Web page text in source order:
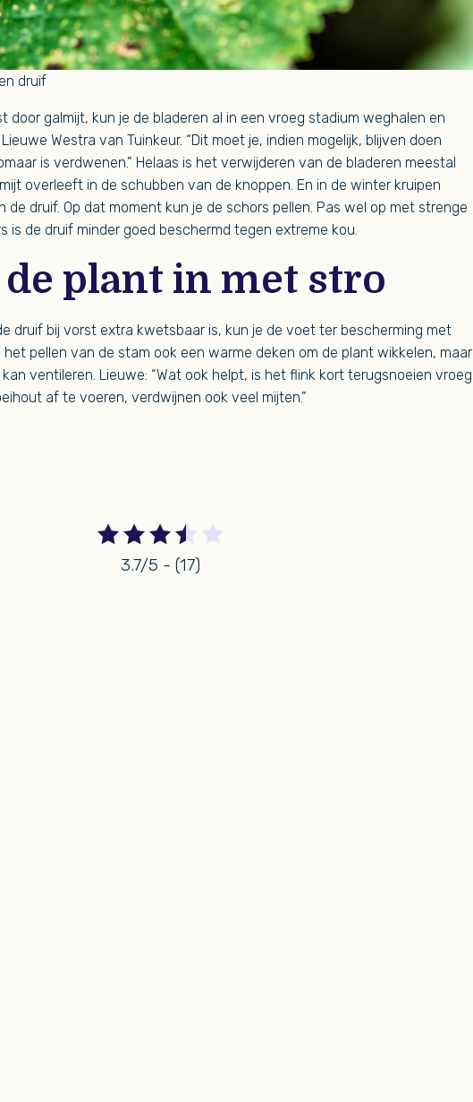
druif
door galmijt, kun je de bladeren al in een vroeg stadium weghalen en
Westra van Tuinkeur. “Dit moet je, indien mogelijk, blijven doen
is verdwenen.” Helaas is het verwijderen van de bladeren meestal
overleeft in de schubben van de knoppen. En in de winter kruipen
de druif. Op dat moment kun je de schors pellen. Pas wel op met strenge
is de druif minder goed beschermd tegen extreme kou.
plant in met stro
druif bij vorst extra kwetsbaar is, kun je de voet ter bescherming met
pellen van de stam ook een warme deken om de plant wikkelen, maar
ventileren. Lieuwe: “Wat ook helpt, is het flink kort terugsnoeien vroeg
af te voeren, verdwijnen ook veel mijten.”
3.7/5 - (17)